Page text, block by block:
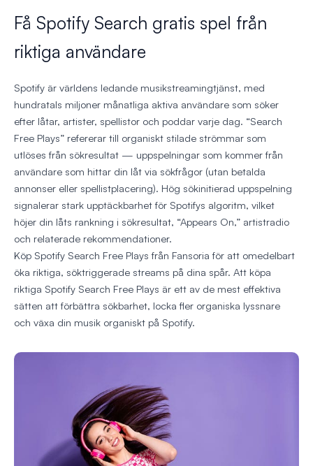
Få Spotify Search gratis spel från
riktiga användare
Spotify är världens ledande musikstreamingtjänst, med
hundratals miljoner månatliga aktiva användare som söker
efter låtar, artister, spellistor och poddar varje dag. “Search
Free Plays” refererar till organiskt stilade strömmar som
utlöses från sökresultat — uppspelningar som kommer från
användare som hittar din låt via sökfrågor (utan betalda
annonser eller spellistplacering). Hög sökinitierad uppspelning
signalerar stark upptäckbarhet för Spotifys algoritm, vilket
höjer din låts rankning i sökresultat, “Appears On,” artistradio
och relaterade rekommendationer.
Köp Spotify Search Free Plays från Fansoria för att omedelbart
öka riktiga, söktriggerade streams på dina spår. Att köpa
riktiga Spotify Search Free Plays är ett av de mest effektiva
sätten att förbättra sökbarhet, locka fler organiska lyssnare
och växa din musik organiskt på Spotify.